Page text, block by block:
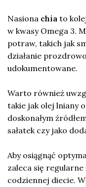
Nasiona chia to
w kwasy Omega 3.
potraw, takich jak
działanie
udokumentowane.
Warto również
takie jak olej lniany
doskonałym
sałatek czy jako
Aby osiągnąć
zaleca się
codziennej diecie.